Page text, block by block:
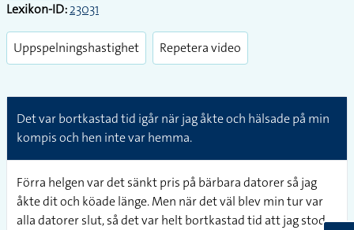
Lexikon-ID:23031
Uppspelningshastighet Repetera video
Det var bortkastad tid igår när jag åkte och hälsade på min
kompis och hen inte var hemma.
Förra helgen var det sänkt pris på bärbara datorer så jag
åkte dit och köade länge. Men när det väl blev min tur var
alla datorer slut, så det var helt bortkastad tid att jag stod